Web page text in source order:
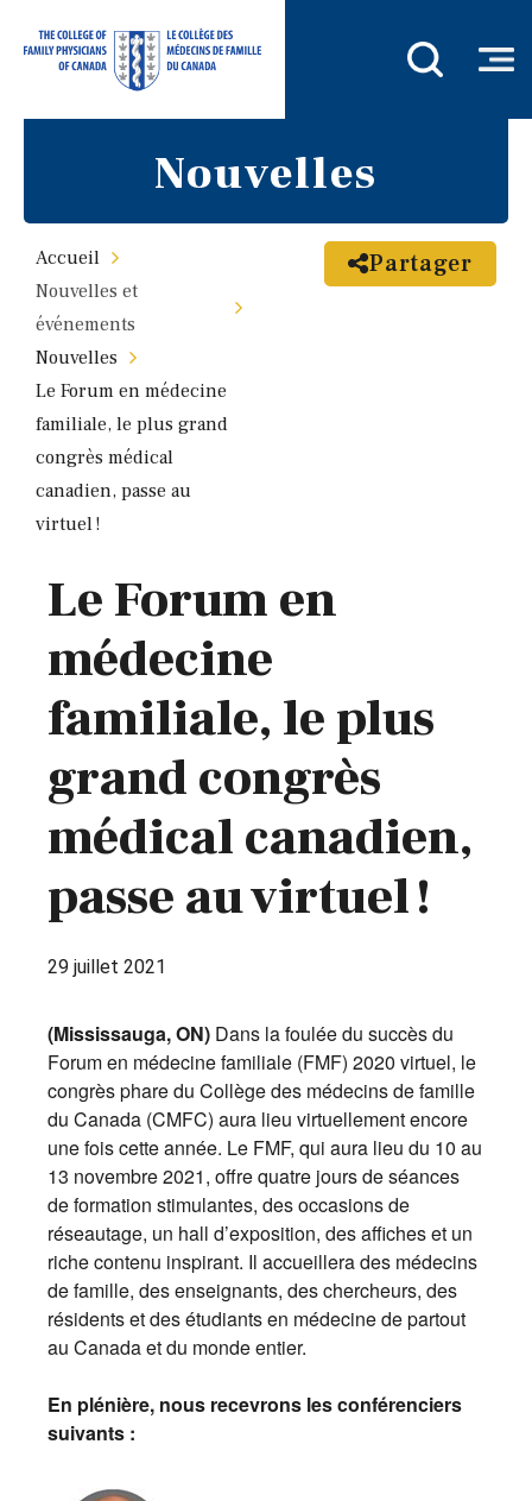
Nouvelles
Accueil
Nouvelles et
événements
Nouvelles
Le Forum en médecine
familiale, le plus grand
congrès médical
canadien, passe au
virtuel !
Partager
Le Forum en
médecine
familiale, le plus
grand congrès
médical canadien,
passe au virtuel !
29 juillet 2021
(Mississauga, ON) Dans la foulée du succès du
Forum en médecine familiale (FMF) 2020 virtuel, le
congrès phare du Collège des médecins de famille
du Canada (CMFC) aura lieu virtuellement encore
une fois cette année. Le FMF, qui aura lieu du 10 au
13 novembre 2021, offre quatre jours de séances
de formation stimulantes, des occasions de
réseautage, un hall d’exposition, des affiches et un
riche contenu inspirant. Il accueillera des médecins
de famille, des enseignants, des chercheurs, des
résidents et des étudiants en médecine de partout
au Canada et du monde entier.
En plénière, nous recevrons les conférenciers
suivants :